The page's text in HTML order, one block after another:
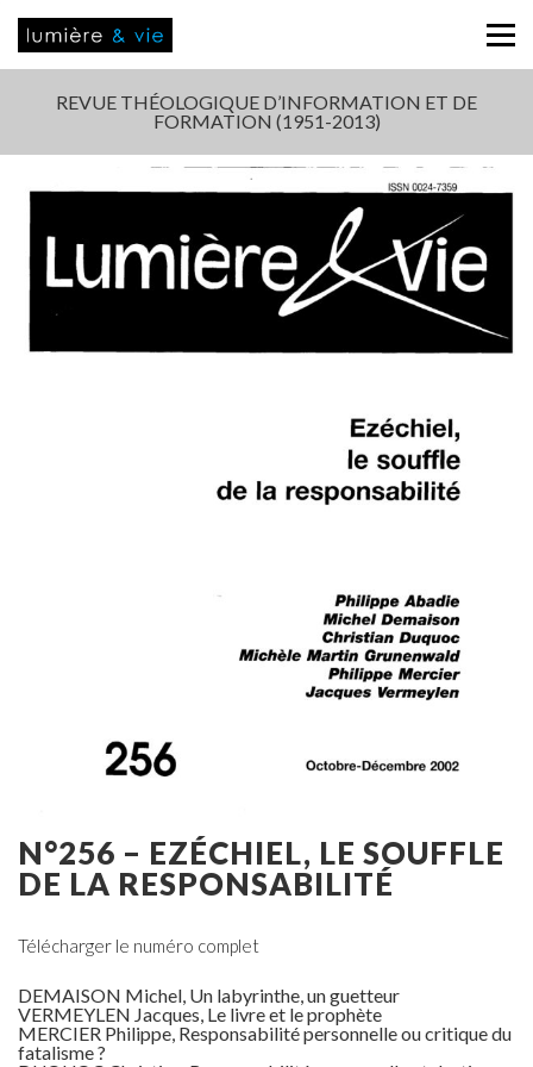
REVUE THÉOLOGIQUE D’INFORMATION ET DE
FORMATION (1951-2013)
N°256 – EZÉCHIEL, LE SOUFFLE
DE LA RESPONSABILITÉ
Télécharger le numéro complet
DEMAISON Michel, Un labyrinthe, un guetteur
VERMEYLEN Jacques, Le livre et le prophète
MERCIER Philippe, Responsabilité personnelle ou critique du
fatalisme ?